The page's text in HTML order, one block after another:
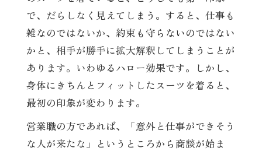
で、だらしなく見えてしまう。すると、仕事も
雑なのではないか、約束も守らないのではない
かと、相手が勝手に拡大解釈してしまうことが
あります。いわゆるハロー効果です。しかし、
身体にきちんとフィットしたスーツを着ると、
最初の印象が変わります。
営業職の方であれば、「意外と仕事ができそう
な人が来たな」というところから商談が始ま